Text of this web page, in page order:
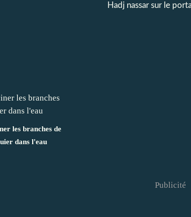
les branches de
dans l'eau
Hadj nassar sur le
Publicité